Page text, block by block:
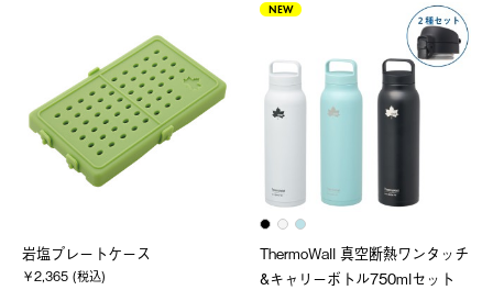
岩塩プレートケース
￥2,365 (税込)
NEW
ThermoWall 真空断熱ワンタッチ
&キャリーボトル750mlセット